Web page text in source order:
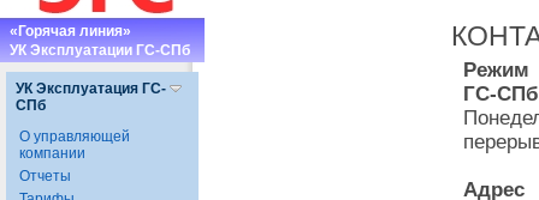
«Горячая линия»
УК Эксплуатации ГС-СПб
УК Эксплуатация ГС-
СПб
О управляющей
компании
Отчеты
Режим
ГС-